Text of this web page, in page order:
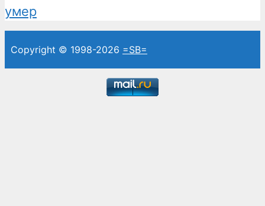
умер
Copyright © 1998-2026 =SB=